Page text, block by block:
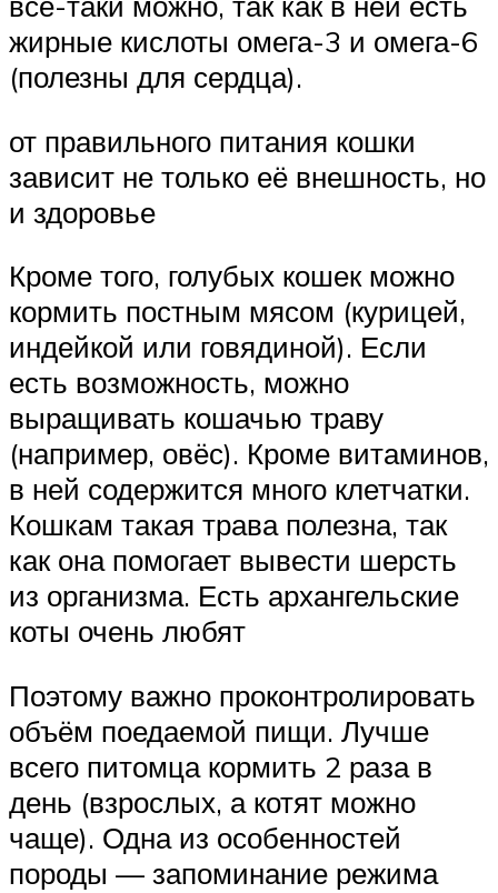
жирные кислоты омега-3 и омега-6
(полезны для сердца).
от правильного питания кошки
зависит не только её внешность, но
и здоровье
Кроме того, голубых кошек можно
кормить постным мясом (курицей,
индейкой или говядиной). Если
есть возможность, можно
выращивать кошачью траву
(например, овёс). Кроме витаминов,
в ней содержится много клетчатки.
Кошкам такая трава полезна, так
как она помогает вывести шерсть
из организма. Есть архангельские
коты очень любят
Поэтому важно проконтролировать
объём поедаемой пищи. Лучше
всего питомца кормить 2 раза в
день (взрослых, а котят можно
чаще). Одна из особенностей
породы — запоминание режима